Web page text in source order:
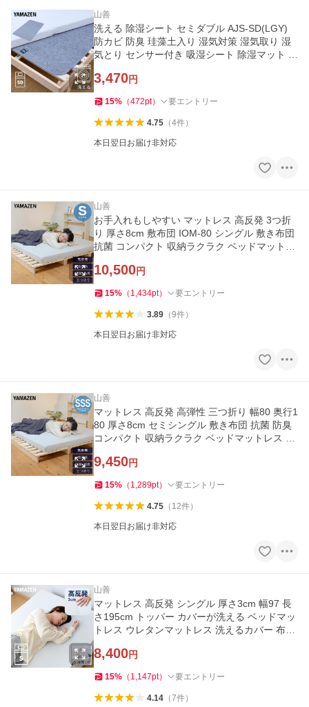
山善
洗える 除湿シート セミダブル AJS-SD(LGY)
防カビ 防臭 珪藻土入り 湿気対策 湿気取り 湿
気とり センサー付き 吸湿シート 除湿マット 吸
3,470円
15% （472pt） 要エントリー
4.75（4件）
本日翌日お届け非対応
山善
お手入れもしやすい マットレス 高反発 3つ折
り 厚さ8cm 敷布団 IOM-80 シングル 敷き布団
抗菌 コンパクト 収納ラクラク ベッドマットレ
10,500円
15% （ 1,434pt） 要エントリー
3.89（9件）
本日翌日お届け非対応
山善
マットレス 高反発 高弾性 三つ折り 幅80 奥行1
80 厚さ8cm セミシングル 敷き布団 抗菌 防臭
コンパクト 収納ラクラク ベッドマットレス 山
9,450円
15% （ 1,289pt） 要エントリー
4.75（ 12件）
本日翌日お届け非対応
山善
マットレス 高反発 シングル 厚さ3cm 幅97 長
さ195cm トッパー カバーが洗える ベッドマッ
トレス ウレタンマットレス 洗えるカバー 布団
8,400円
15% （ 1,147pt） 要エントリー
4.14（7件）